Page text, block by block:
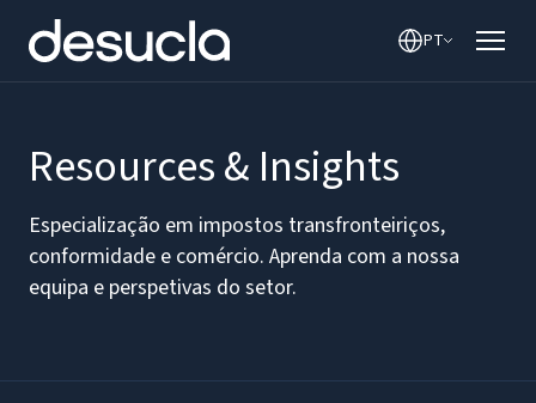
PT
Resources & Insights
Especialização em impostos transfronteiriços,
conformidade e comércio. Aprenda com a nossa
equipa e perspetivas do setor.